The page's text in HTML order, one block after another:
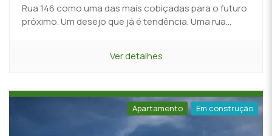
Rua 146 como uma das mais cobiçadas para o futuro
próximo. Um desejo que já é tendência. Uma rua...
Ver detalhes
Apartamento Em construção